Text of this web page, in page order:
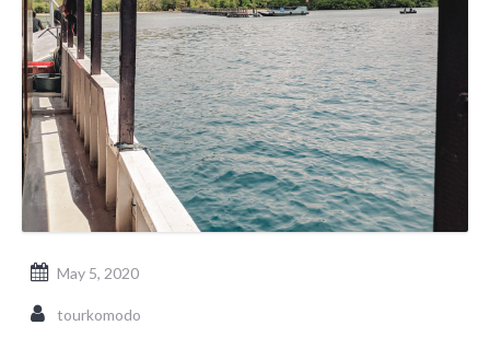
May 5, 2020
tourkomodo